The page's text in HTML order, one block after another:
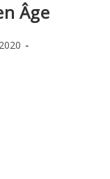
Âge